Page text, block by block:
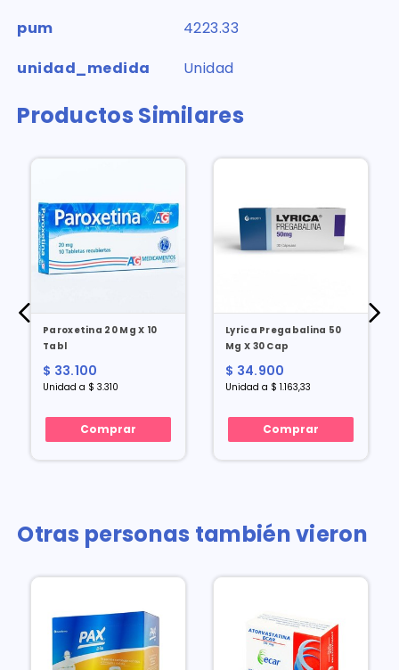
pum
4223.33
unidad_medida
Unidad
Productos Similares
Paroxetina 20 Mg X 10
Tabl
$ 33.100
Unidad a $ 3.310
Comprar
Lyrica Pregabalina 50
Mg X 30 Cap
$ 34.900
Unidad a $ 1.163,33
Comprar
Otras personas también vieron